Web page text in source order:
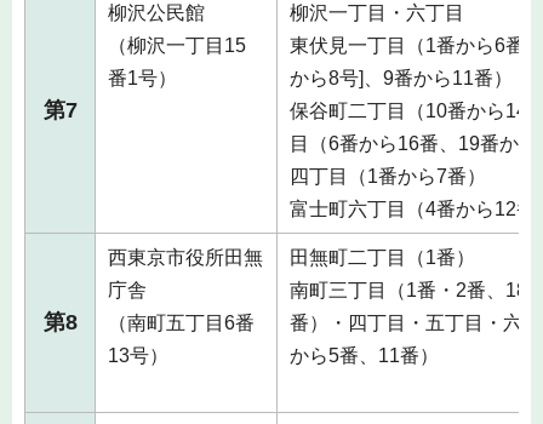
第7
柳沢公民館
（柳沢一丁目15
番1号）
柳沢一丁目・六丁目
東伏見一丁目（1番から6番
から8号]、9番から11番）
保谷町二丁目（10番から14
目（6番から16番、19番か
四丁目（1番から7番）
富士町六丁目（4番から12番
第8
西東京市役所田無
庁舎
（南町五丁目6番
13号）
田無町二丁目（1番）
南町三丁目（1番・2番、18
番）・四丁目・五丁目・六
から5番、11番）